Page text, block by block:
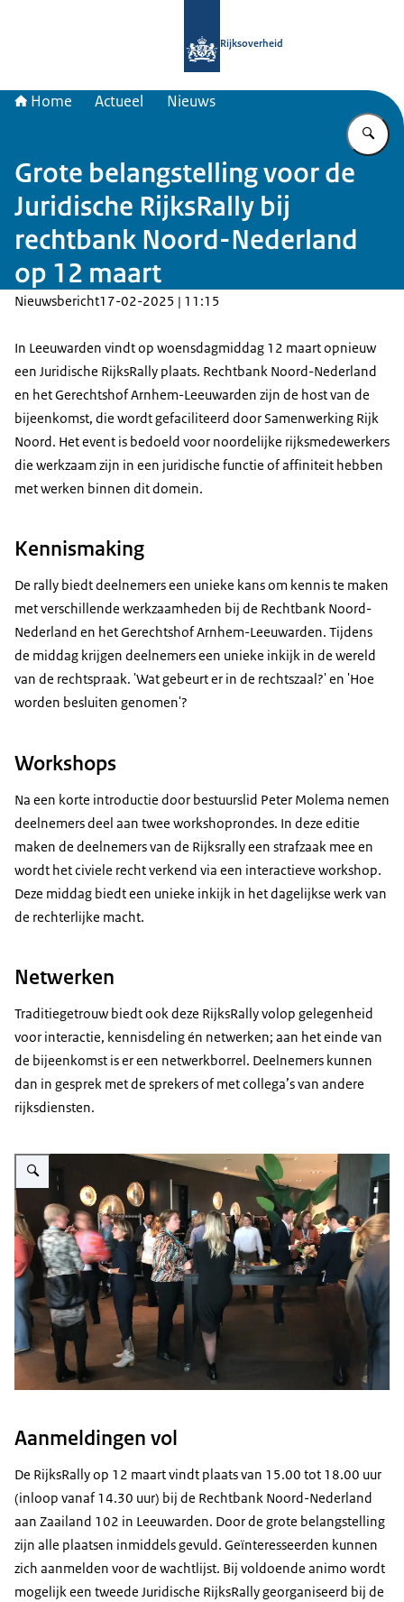
Rijksoverheid
Home Actueel Nieuws
Grote belangstelling voor de
Juridische RijksRally bij
rechtbank Noord-Nederland
op 12 maart
Nieuwsbericht17-02-2025 | 11:15
In Leeuwarden vindt op woensdagmiddag 12 maart opnieuw
een Juridische RijksRally plaats. Rechtbank Noord-Nederland
en het Gerechtshof Arnhem-Leeuwarden zijn de host van de
bijeenkomst, die wordt gefaciliteerd door Samenwerking Rijk
Noord. Het event is bedoeld voor noordelijke rijksmedewerkers
die werkzaam zijn in een juridische functie of affiniteit hebben
met werken binnen dit domein.
Kennismaking
De rally biedt deelnemers een unieke kans om kennis te maken
met verschillende werkzaamheden bij de Rechtbank Noord-
Nederland en het Gerechtshof Arnhem-Leeuwarden. Tijdens
de middag krijgen deelnemers een unieke inkijk in de wereld
van de rechtspraak. 'Wat gebeurt er in de rechtszaal?' en 'Hoe
worden besluiten genomen'?
Workshops
Na een korte introductie door bestuurslid Peter Molema nemen
deelnemers deel aan twee workshoprondes. In deze editie
maken de deelnemers van de Rijksrally een strafzaak mee en
wordt het civiele recht verkend via een interactieve workshop.
Deze middag biedt een unieke inkijk in het dagelijkse werk van
de rechterlijke macht.
Netwerken
Traditiegetrouw biedt ook deze RijksRally volop gelegenheid
voor interactie, kennisdeling én netwerken; aan het einde van
de bijeenkomst is er een netwerkborrel. Deelnemers kunnen
dan in gesprek met de sprekers of met collega’s van andere
rijksdiensten.
Vergroot afbeelding Foto van een juridische rijksrally
Aanmeldingen vol
De RijksRally op 12 maart vindt plaats van 15.00 tot 18.00 uur
(inloop vanaf 14.30 uur) bij de Rechtbank Noord-Nederland
aan Zaailand 102 in Leeuwarden. Door de grote belangstelling
zijn alle plaatsen inmiddels gevuld. Geïnteresseerden kunnen
zich aanmelden voor de wachtlijst. Bij voldoende animo wordt
mogelijk een tweede Juridische RijksRally georganiseerd bij de